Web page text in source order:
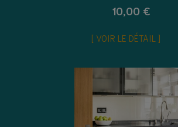
10,00 €
VOIR LE DÉTAIL